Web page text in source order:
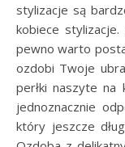
stylizacje są
kobiece stylizacje.
pewno warto
ozdobi Twoje
perłki naszyte na
jednoznacznie
który jeszcze